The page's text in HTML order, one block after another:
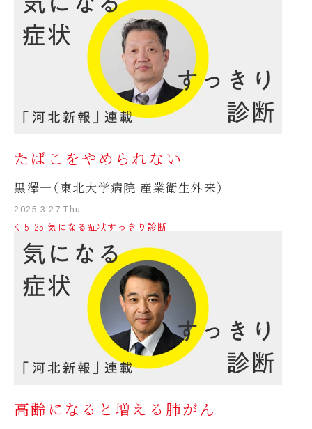
たばこをやめられない
黒澤一（東北大学病院 産業衛生外来）
2025.3.27 Thu
K 5-25 気になる症状すっきり診断
高齢になると増える肺がん